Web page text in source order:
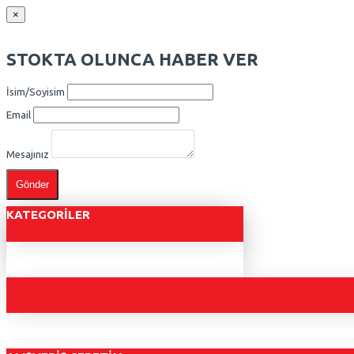
×
STOKTA OLUNCA HABER VER
İsim/Soyisim
Email
Mesajınız
Gönder
KATEGORILER